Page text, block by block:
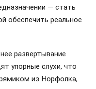
— стать
обеспечить реальное
развертывание
упорные слухи, что
из Норфолка,